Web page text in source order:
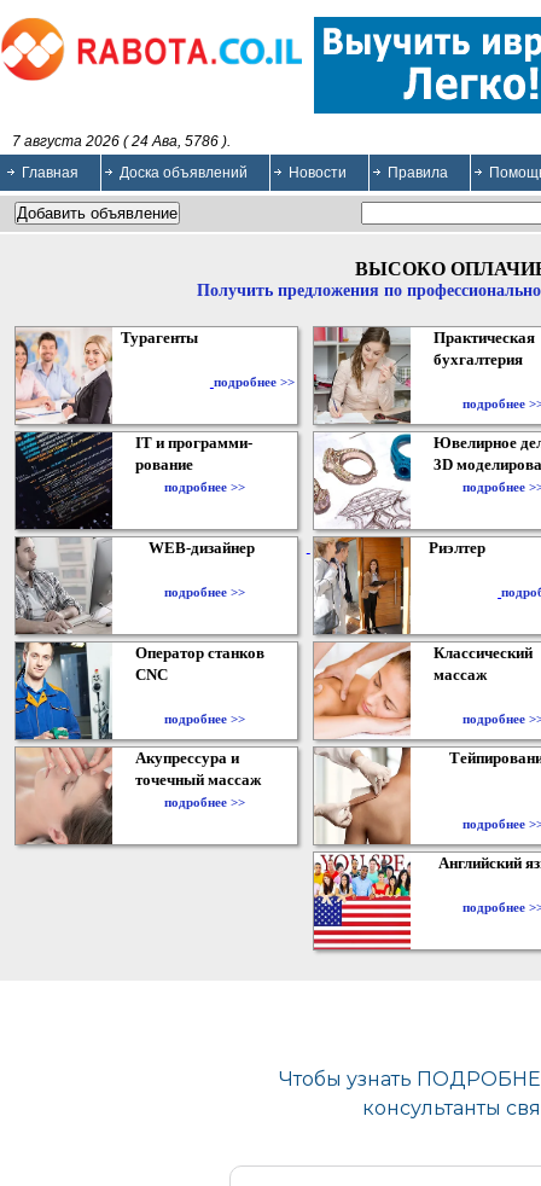
7 августа 2026 ( 24 Ава, 5786 ).
Главная
Доска объявлений Новости Правила
ВЫСОКО
Получить предложения по
Турагенты
подробнее >>
Практическая
бухгалтерия
подробнее
IT и программи-
рование
подробнее >>
Ювелирное
3D
подробнее
WEB-дизайнер
подробнее >>
Риэлтер
Оператор станков
CNC
подробнее >>
Классический
массаж
подробнее
Акупрессура и
точечный массаж
подробнее >>
подробнее
Английский
подробнее